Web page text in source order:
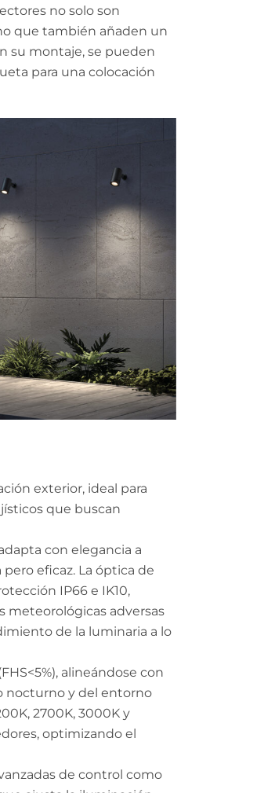
no solo son
que también añaden un
su montaje, se pueden
para una colocación
exterior, ideal para
que buscan
con elegancia a
eficaz. La óptica de
IP66 e IK10,
meteorológicas adversas
de la luminaria a lo
alineándose con
nocturno y del entorno
2700K, 3000K y
optimizando el
de control como